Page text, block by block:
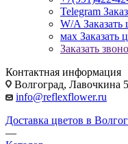
Telegram
W/A
мах Заказать
Заказать
Контактная информация
Волгоград, Лавочкина
info@reflexflower.ru
Доставка цветов в
—